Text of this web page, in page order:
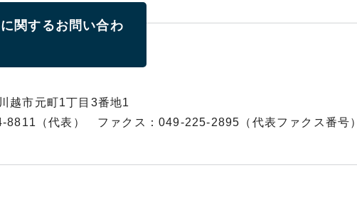
関するお問い合わ
市元町1丁目3番地1
8811（代表） ファクス：049-225-2895（代表ファクス番号）